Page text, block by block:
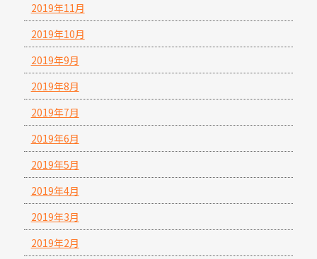
2019年11月
2019年10月
2019年9月
2019年8月
2019年7月
2019年6月
2019年5月
2019年4月
2019年3月
2019年2月